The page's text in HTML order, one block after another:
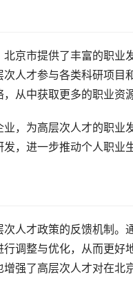
京市提供了丰富的职业
人才参与各类科研项目
从中获取更多的职业资
，为高层次人才的职业
，进一步推动个人职业
人才政策的反馈机制。
调整与优化，从而更好
强了高层次人才对在北